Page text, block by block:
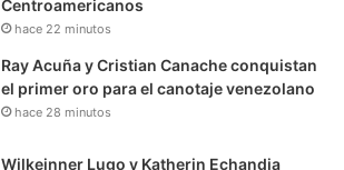
Centroamericanos
hace 22 minutos
Ray Acuña y Cristian Canache conquistan
el primer oro para el canotaje venezolano
hace 28 minutos
Wilkeinner Lugo y Katherin Echandia